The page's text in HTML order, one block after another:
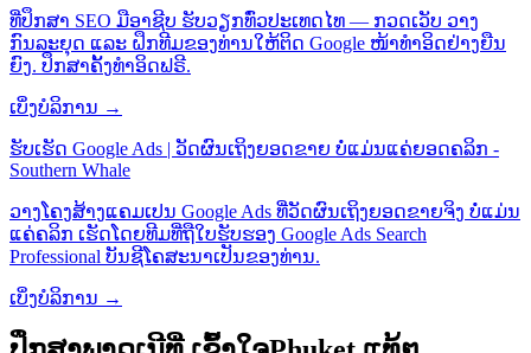
ທີ່ປຶກສາ SEO ມືອາຊີບ ຮັບວຽກທົ່ວປະເທດໄທ — ກວດເວັບ ວາງ
ກົນລະຍຸດ ແລະ ຝຶກທີມຂອງທ່ານໃຫ້ຕິດ Google ໜ້າທຳອິດຢ່າງຍືນ
ຍົງ. ປຶກສາຄັ້ງທຳອິດຟຣີ.
ເບິ່ງບໍລິການ →
ຮັບເຮັດ Google Ads | ວັດຜົນເຖິງຍອດຂາຍ ບໍ່ແມ່ນແຄ່ຍອດຄລິກ -
Southern Whale
ວາງໂຄງສ້າງແຄມເປນ Google Ads ທີ່ວັດຜົນເຖິງຍອດຂາຍຈິງ ບໍ່ແມ່ນ
ແຄ່ຄລິກ ເຮັດໂດຍທີມທີ່ຖືໃບຮັບຮອງ Google Ads Search
Professional ບັນຊີໂຄສະນາເປັນຂອງທ່ານ.
ເບິ່ງບໍລິການ →